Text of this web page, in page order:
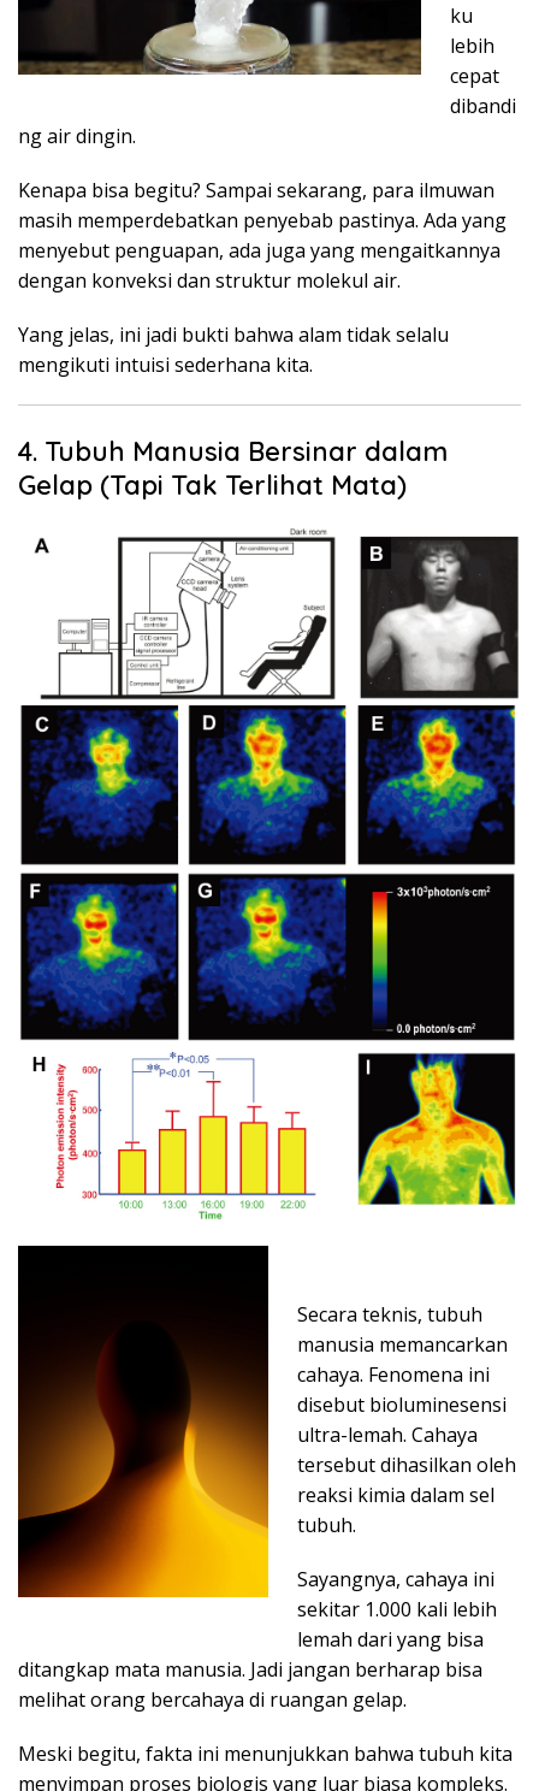
ku
lebih
cepat
dibandi
ng air dingin.
Kenapa bisa begitu? Sampai sekarang, para ilmuwan
masih memperdebatkan penyebab pastinya. Ada yang
menyebut penguapan, ada juga yang mengaitkannya
dengan konveksi dan struktur molekul air.
Yang jelas, ini jadi bukti bahwa alam tidak selalu
mengikuti intuisi sederhana kita.
4. Tubuh Manusia Bersinar dalam
Gelap (Tapi Tak Terlihat Mata)
Secara teknis, tubuh
manusia memancarkan
cahaya. Fenomena ini
disebut bioluminesensi
ultra-lemah. Cahaya
tersebut dihasilkan oleh
reaksi kimia dalam sel
tubuh.
Sayangnya, cahaya ini
sekitar 1.000 kali lebih
lemah dari yang bisa
ditangkap mata manusia. Jadi jangan berharap bisa
melihat orang bercahaya di ruangan gelap.
Meski begitu, fakta ini menunjukkan bahwa tubuh kita
menyimpan proses biologis yang luar biasa kompleks.